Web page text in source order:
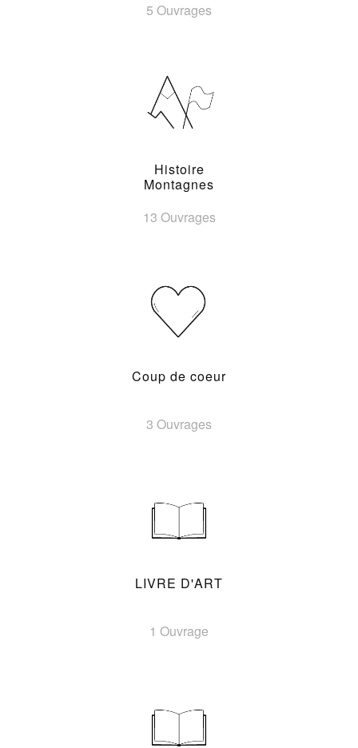
5 Ouvrages
Histoire
Montagnes
13 Ouvrages
Coup de coeur
3 Ouvrages
LIVRE D'ART
1 Ouvrage